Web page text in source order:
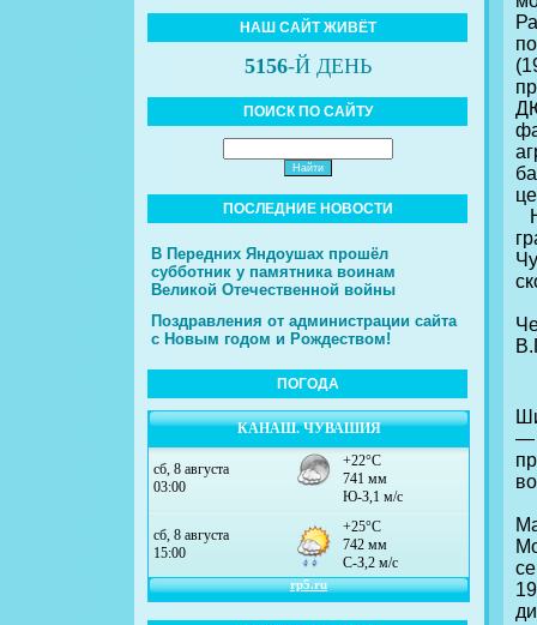
НАШ САЙТ ЖИВЁТ
5156-Й ДЕНЬ
ПОИСК ПО САЙТУ
ПОСЛЕДНИЕ НОВОСТИ
В Передних Яндоушах прошёл
субботник у памятника воинам
Великой Отечественной войны
Поздравления от администрации сайта
с Новым годом и Рождеством!
ПОГОДА
КАНАШ. ЧУВАШИЯ
—